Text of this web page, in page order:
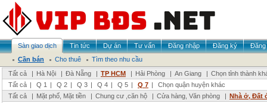
Sàn giao dịch Tin tức Dự án Tư vấn Đăng nhập Đăng ký
Đăng
Cần bán
Cho thuê
Tìm theo nhu cầu
Tất cả
| Hà Nội | Đà Nẵng | TP HCM | Hải Phòng | An Giang | Chọn tỉnh thành
Tất cả | Q 1 | Q 2 | Q 3 | Q 4 | Q 5 | Q 7 |
Chọn quận huyện khác
Tất cả
| Mặt phố, Mặt tiền | Chung cư ,căn hộ | Cửa hàng, Văn phòng | Nhà ở, Đất